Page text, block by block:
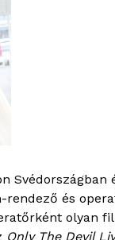
Svédországban
és
olyan
Only The Devil